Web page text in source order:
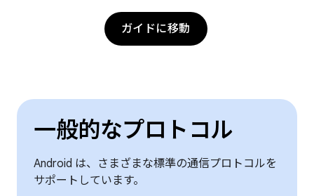
ガイドに移動
一般的なプロトコル
Android は、さまざまな標準の通信プロトコルを
サポートしています。